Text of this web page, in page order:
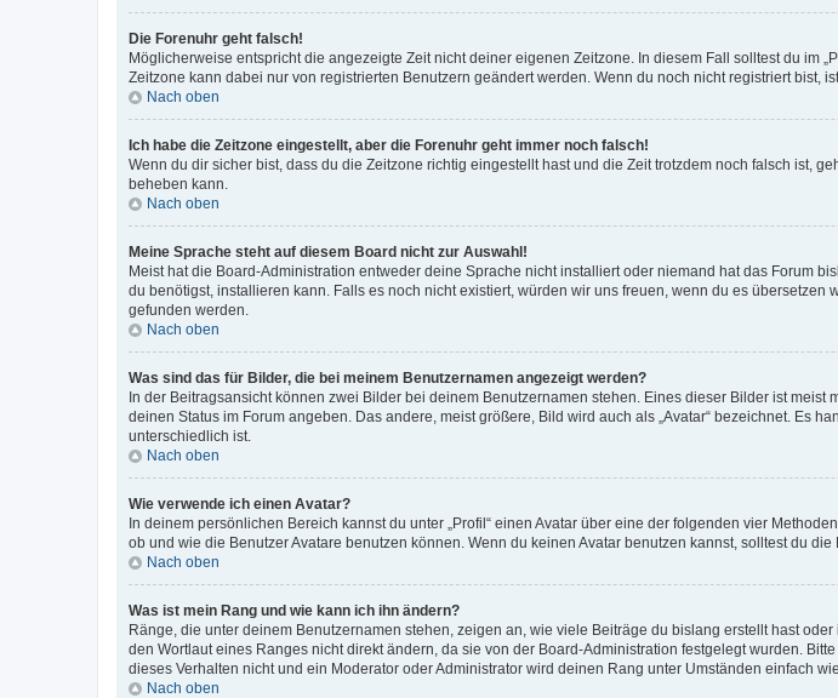
Die Forenuhr geht falsch!
Möglicherweise entspricht die angezeigte Zeit nicht deiner eigenen Zeitzone. In diesem Fall solltest du im
Zeitzone kann dabei nur von registrierten Benutzern geändert werden. Wenn du noch nicht registriert bist,
Nach oben
Ich habe die Zeitzone eingestellt, aber die Forenuhr geht immer noch falsch!
Wenn du dir sicher bist, dass du die Zeitzone richtig eingestellt hast und die Zeit trotzdem noch falsch ist,
beheben kann.
Nach oben
Meine Sprache steht auf diesem Board nicht zur Auswahl!
Meist hat die Board-Administration entweder deine Sprache nicht installiert oder niemand hat das Forum
du benötigst, installieren kann. Falls es noch nicht existiert, würden wir uns freuen, wenn du es übersetzen
gefunden werden.
Nach oben
Was sind das für Bilder, die bei meinem Benutzernamen angezeigt werden?
In der Beitragsansicht können zwei Bilder bei deinem Benutzernamen stehen. Eines dieser Bilder ist
deinen Status im Forum angeben. Das andere, meist größere, Bild wird auch als „Avatar“ bezeichnet. Es
unterschiedlich ist.
Nach oben
Wie verwende ich einen Avatar?
In deinem persönlichen Bereich kannst du unter „Profil“ einen Avatar über eine der folgenden vier
ob und wie die Benutzer Avatare benutzen können. Wenn du keinen Avatar benutzen kannst, solltest du die
Nach oben
Was ist mein Rang und wie kann ich ihn ändern?
Ränge, die unter deinem Benutzernamen stehen, zeigen an, wie viele Beiträge du bislang erstellt hast
den Wortlaut eines Ranges nicht direkt ändern, da sie von der Board-Administration festgelegt wurden.
dieses Verhalten nicht und ein Moderator oder Administrator wird deinen Rang unter Umständen einfach
Nach oben